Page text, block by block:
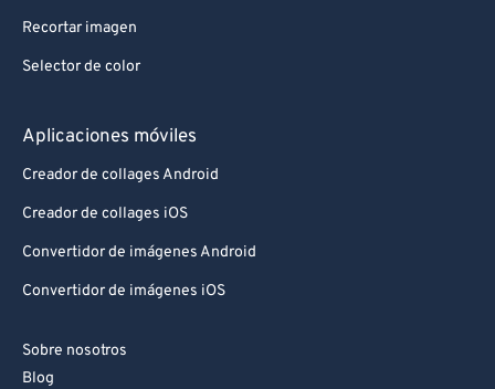
Recortar imagen
Selector de color
Aplicaciones móviles
Creador de collages Android
Creador de collages iOS
Convertidor de imágenes Android
Convertidor de imágenes iOS
Sobre nosotros
Blog